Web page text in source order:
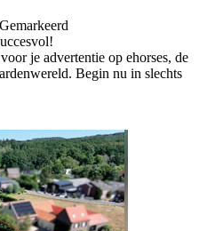
Gemarkeerd
je advertentie op ehorses, de
Begin nu in slechts